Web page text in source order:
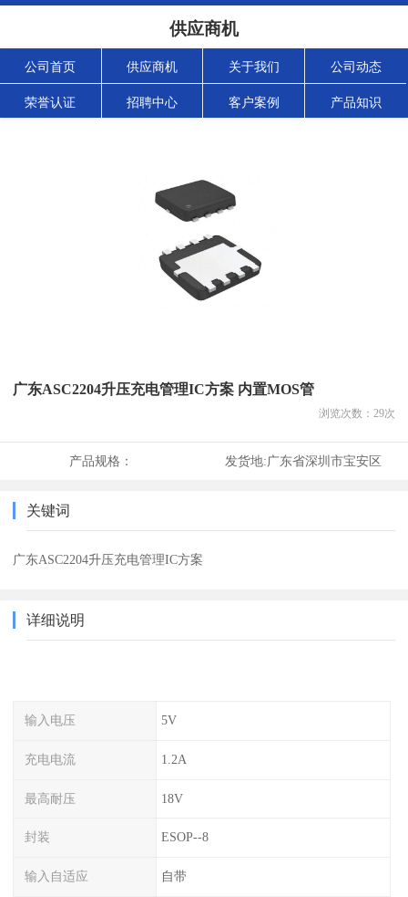
供应商机
公司首页 供应商机 关于我们 公司动态
荣誉认证 招聘中心 客户案例 产品知识
广东ASC2204升压充电管理IC方案 内置MOS管
浏览次数： 29次
产品规格： 发货地:广东省深圳市宝安区
关键词
广东ASC2204升压充电管理IC方案
详细说明
输入电压 5V
充电电流 1.2A
最高耐压 18V
封装 ESOP--8
输入自适应 自带